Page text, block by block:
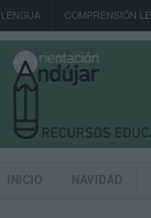
LENGUA COMPRENSIÓN
INICIO NAVIDAD